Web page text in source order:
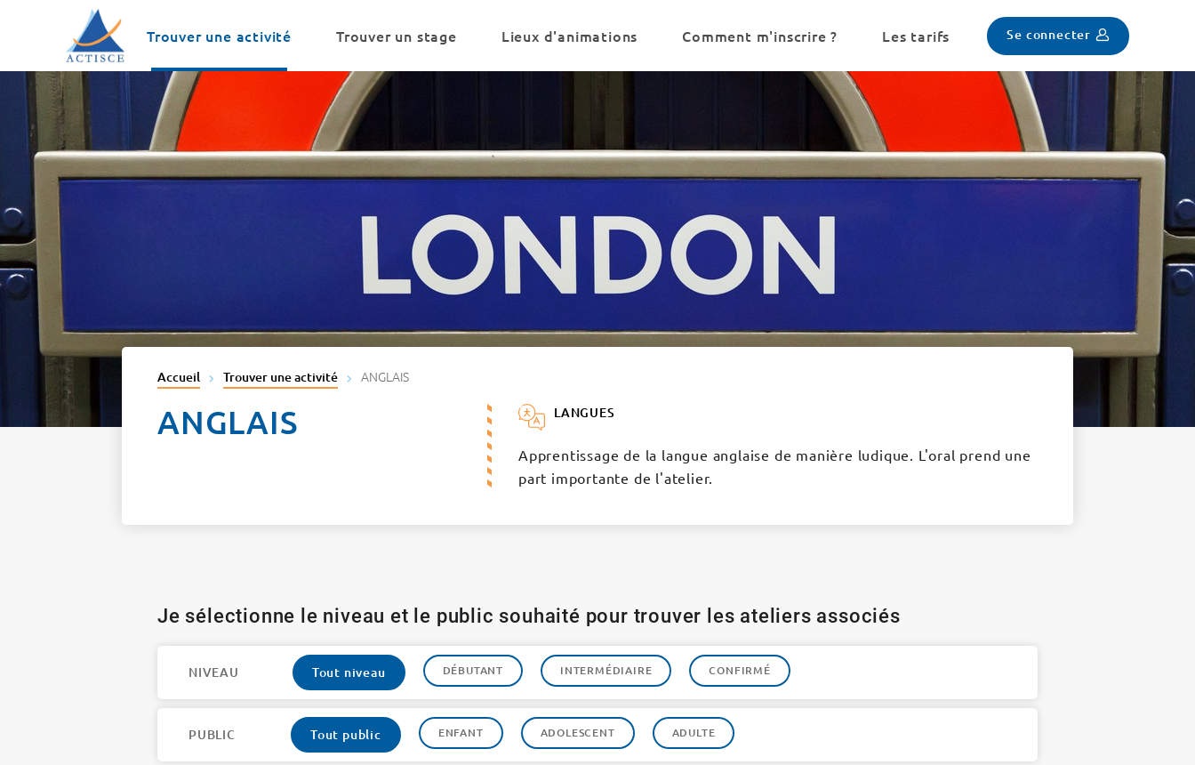
Trouver une activité
Trouver un stage Lieux d'animations Comment m'inscrire ? Les tarifs Se connecter
Accueil Trouver une activité ANGLAIS
ANGLAIS LANGUES
Apprentissage de la langue anglaise de manière ludique. L'oral prend une
part importante de l'atelier.
Je sélectionne le niveau et le public souhaité pour trouver les ateliers associés
NIVEAU Tout niveau DÉBUTANT INTERMÉDIAIRE CONFIRMÉ
PUBLIC Tout public ENFANT ADOLESCENT ADULTE